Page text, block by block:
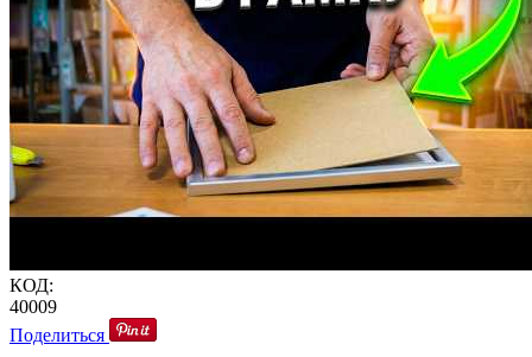
КОД:
40009
Поделиться